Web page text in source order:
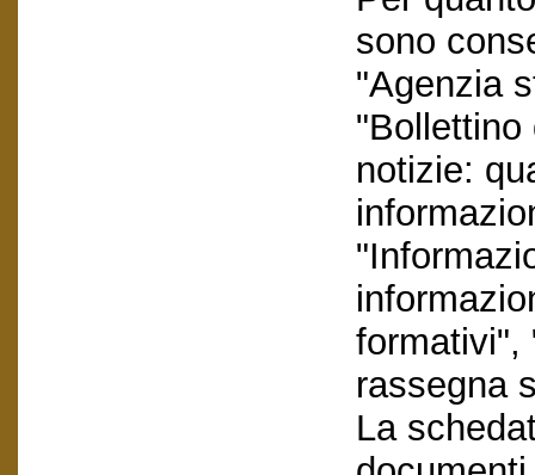
sono
"Agenzia
"Bollettino
notizie:
formativi",
rassegna
La